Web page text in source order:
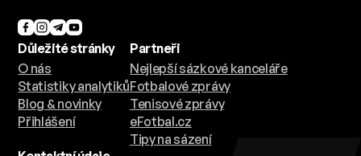
Důležité stránky
O nás
Statistiky analytiků
Blog & novinky
Přihlášení
Partneři
Nejlepší sázkové kanceláře
Fotbalové zprávy
Tenisové zprávy
eFotbal.cz
Tipy na sázení